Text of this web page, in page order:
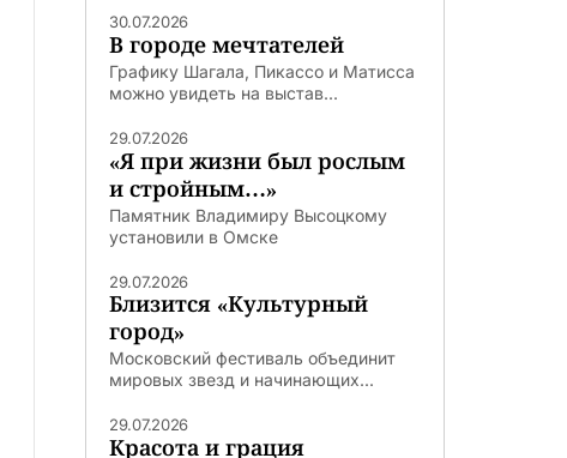
30.07.2026
В городе мечтателей
Графику Шагала, Пикассо и Матисса
можно увидеть на выстав...
29.07.2026
«Я при жизни был рослым
и стройным…»
Памятник Владимиру Высоцкому
установили в Омске
29.07.2026
Близится «Культурный
город»
Московский фестиваль объединит
мировых звезд и начинающих...
29.07.2026
Красота и грация